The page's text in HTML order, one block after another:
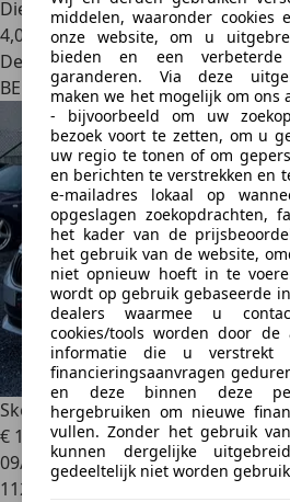
Diesel
4,0 l/100 km (comb.)
Dealer
BE 4367Crisnée
Skoda OctaviaOctavia SW CNG 1.5
€ 11.400
09/2020
112.000 km
middelen, waaronder cookies
onze website, om u
bieden en een verbeterde
garanderen. Via deze
maken we het mogelijk om ons
- bijvoorbeeld om uw
bezoek voort te zetten, om u
uw regio te tonen of om
en berichten te verstrekken en
e-mailadres lokaal op
opgeslagen zoekopdrachten,
het kader van de
het gebruik van de website,
niet opnieuw hoeft in te
wordt op gebruik gebaseerde
dealers waarmee u
cookies/tools worden door
informatie die u
financieringsaanvragen
en deze binnen deze
hergebruiken om nieuwe
vullen. Zonder het gebruik
kunnen dergelijke
gedeeltelijk niet worden